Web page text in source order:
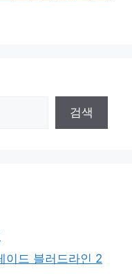
검색
이드 블러드라인 2